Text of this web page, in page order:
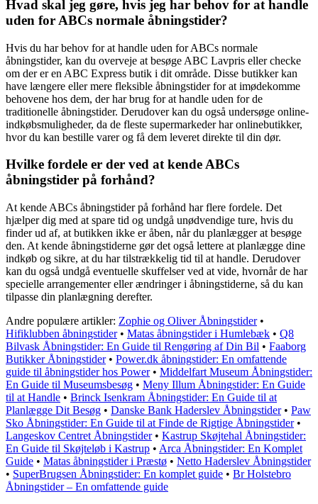
Hvad skal jeg gøre, hvis jeg har behov for at handle
uden for ABCs normale åbningstider?
Hvis du har behov for at handle uden for ABCs normale
åbningstider, kan du overveje at besøge ABC Lavpris eller checke
om der er en ABC Express butik i dit område. Disse butikker kan
have længere eller mere fleksible åbningstider for at imødekomme
behovene hos dem, der har brug for at handle uden for de
traditionelle åbningstider. Derudover kan du også undersøge online-
indkøbsmuligheder, da de fleste supermarkeder har onlinebutikker,
hvor du kan bestille varer og få dem leveret direkte til din dør.
Hvilke fordele er der ved at kende ABCs
åbningstider på forhånd?
At kende ABCs åbningstider på forhånd har flere fordele. Det
hjælper dig med at spare tid og undgå unødvendige ture, hvis du
finder ud af, at butikken ikke er åben, når du planlægger at besøge
den. At kende åbningstiderne gør det også lettere at planlægge dine
indkøb og sikre, at du har tilstrækkelig tid til at handle. Derudover
kan du også undgå eventuelle skuffelser ved at vide, hvornår de har
specielle arrangementer eller ændringer i åbningstiderne, så du kan
tilpasse din planlægning derefter.
Andre populære artikler: Zophie og Oliver Åbningstider•
Hifiklubben åbningstider• Matas åbningstider i Humlebæk • Q8
Bilvask Åbningstider: En Guide til Rengøring af Din Bil • Faaborg
Butikker Åbningstider• Power.dk åbningstider: En omfattende
guide til åbningstider hos Power• Middelfart Museum Åbningstider:
En Guide til Museumsbesøg • Meny Illum Åbningstider: En Guide
til at Handle • Brinck Isenkram Åbningstider: En Guide til at
Planlægge Dit Besøg • Danske Bank Haderslev Åbningstider• Paw
Sko Åbningstider: En Guide til at Finde de Rigtige Åbningstider•
Langeskov Centret Åbningstider• Kastrup Skøjtehal Åbningstider:
En Guide til Skøjteløb i Kastrup • Arca Åbningstider: En Komplet
Guide • Matas åbningstider i Præstø • Netto Haderslev Åbningstider
• SuperBrugsen Åbningstider: En komplet guide • Br Holstebro
Åbningstider – En omfattende guide